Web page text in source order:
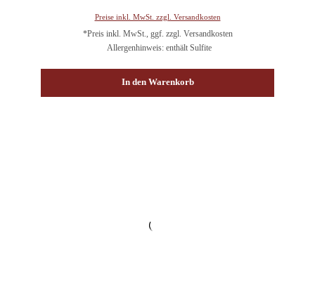
Preise inkl. MwSt. zzgl. Versandkosten
*Preis inkl. MwSt., ggf. zzgl. Versandkosten
Allergenhinweis: enthält Sulfite
In den Warenkorb